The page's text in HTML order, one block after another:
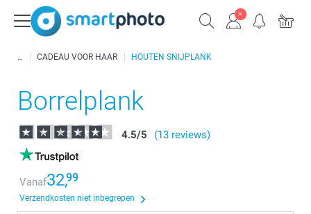
CADEAU VOOR HAAR HOUTEN SNIJPLANK
Borrelplank
4.5/5 (13 reviews)
Vanaf32,99
Verzendkosten niet inbegrepen